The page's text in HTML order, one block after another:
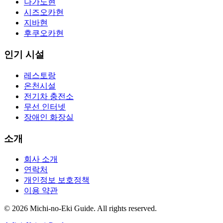
나가노현
시즈오카현
지바현
후쿠오카현
인기 시설
레스토랑
온천시설
전기차 충전소
무선 인터넷
장애인 화장실
소개
회사 소개
연락처
개인정보 보호정책
이용 약관
© 2026 Michi-no-Eki Guide. All rights reserved.